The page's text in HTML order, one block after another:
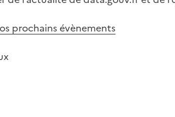
prochains évènements